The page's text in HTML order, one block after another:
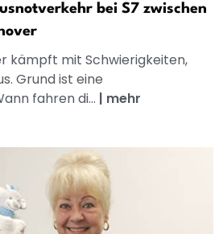
bei S7 zwischen
kämpft mit Schwierigkeiten,
Grund ist eine
fahren di... | mehr